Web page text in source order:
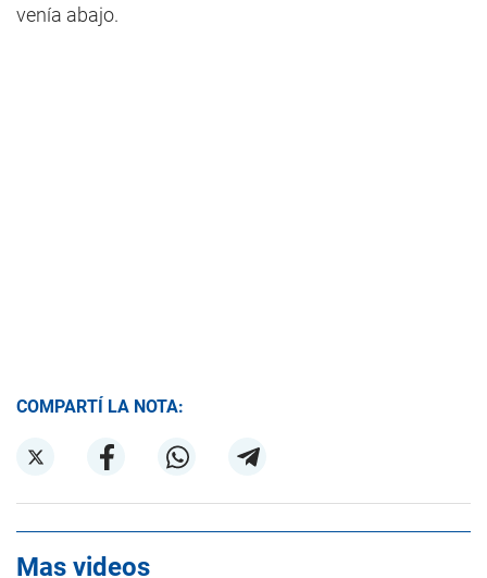
venía abajo.
COMPARTÍ LA NOTA:
Mas videos